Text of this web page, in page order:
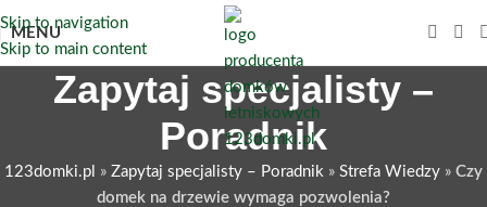
Skip to navigation
Skip to main content
MENU
Zapytaj specjalisty –
Poradnik
123domki.pl » Zapytaj specjalisty – Poradnik » Strefa Wiedzy » Czy
domek na drzewie wymaga pozwolenia?